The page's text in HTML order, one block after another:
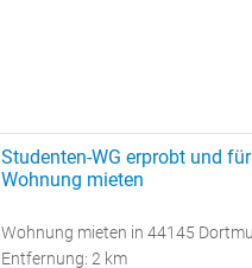
Studenten-WG erprobt und
Wohnung mieten
Wohnung mieten in 44145
Entfernung: 2 km